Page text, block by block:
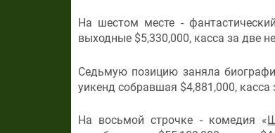
На шестом месте -
выходные $5,330,000, касса за две
Седьмую позицию заняла
уикенд собравшая $4,881,000,
На восьмой строчке - комедия «